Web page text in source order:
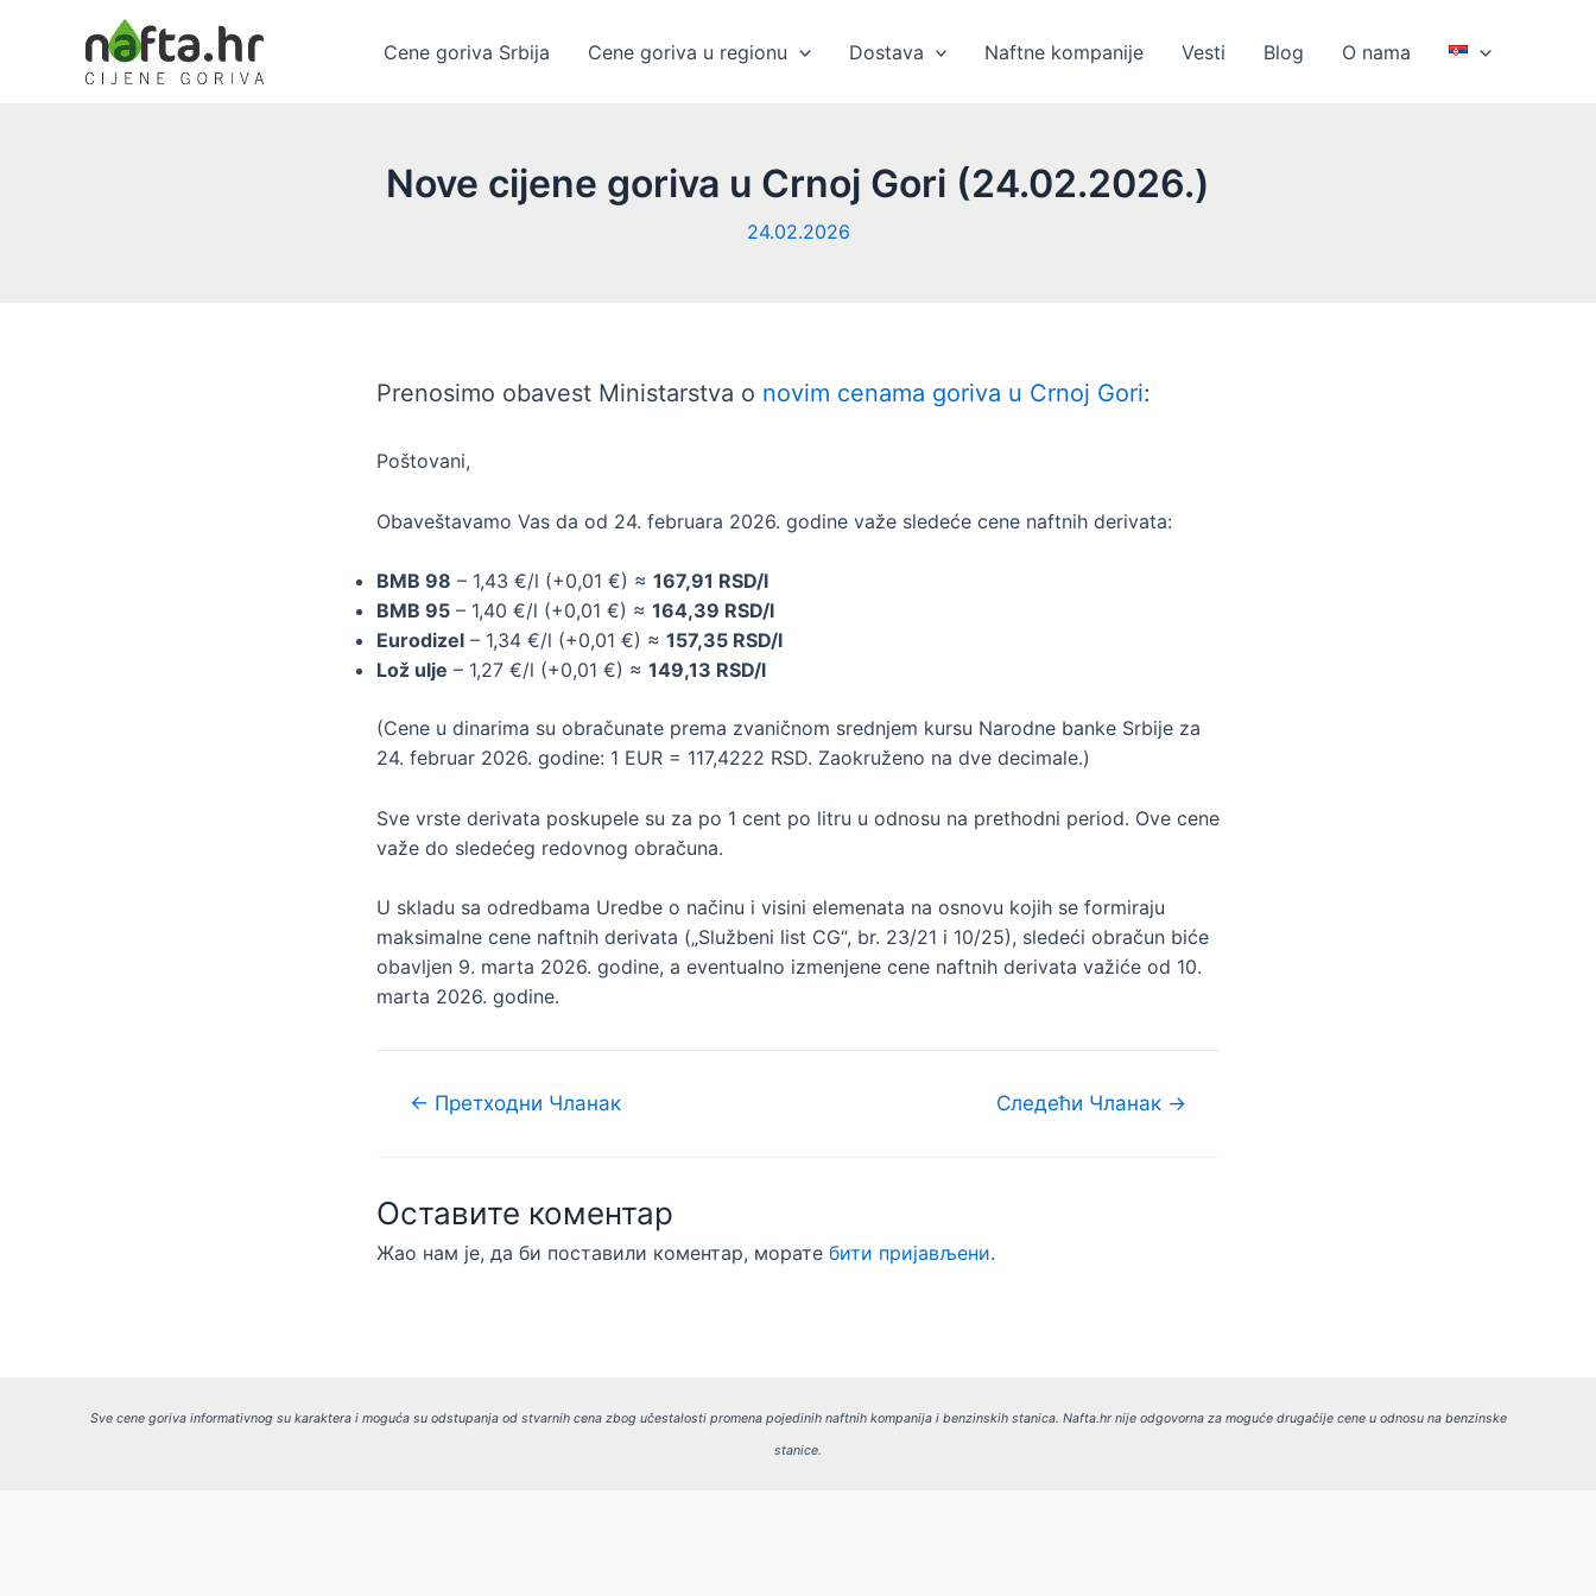
Cene goriva Srbija Cene goriva u regionu Dostava Naftne kompanije Vesti Blog O nama
Nove cijene goriva u Crnoj Gori (24.02.2026.)
24.02.2026
Prenosimo obavest Ministarstva o novim cenama goriva u Crnoj Gori:
Poštovani,
Obaveštavamo Vas da od 24. februara 2026. godine važe sledeće cene naftnih derivata:
BMB 98 – 1,43 €/l (+0,01 €) ≈ 167,91 RSD/l
BMB 95 – 1,40 €/l (+0,01 €) ≈ 164,39 RSD/l
Eurodizel – 1,34 €/l (+0,01 €) ≈ 157,35 RSD/l
Lož ulje – 1,27 €/l (+0,01 €) ≈ 149,13 RSD/l
(Cene u dinarima su obračunate prema zvaničnom srednjem kursu Narodne banke Srbije za
24. februar 2026. godine: 1 EUR = 117,4222 RSD. Zaokruženo na dve decimale.)
Sve vrste derivata poskupele su za po 1 cent po litru u odnosu na prethodni period. Ove cene
važe do sledećeg redovnog obračuna.
U skladu sa odredbama Uredbe o načinu i visini elemenata na osnovu kojih se formiraju
maksimalne cene naftnih derivata („Službeni list CG“, br. 23/21 i 10/25), sledeći obračun biće
obavljen 9. marta 2026. godine, a eventualno izmenjene cene naftnih derivata važiće od 10.
marta 2026. godine.
Кретање
← Претходни Чланак Следећи Чланак →
Оставите коментар
Жао нам је, да би поставили коментар, морате бити пријављени.
Sve cene goriva informativnog su karaktera i moguća su odstupanja od stvarnih cena zbog učestalosti promena pojedinih naftnih kompanija i benzinskih stanica. Nafta.hr nije odgovorna za moguće drugačije cene u odnosu na benzinske
stanice.